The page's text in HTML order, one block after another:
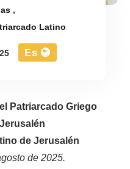
,
Latino
Es
Patriarcado Griego
de Jerusalén
de 2025.